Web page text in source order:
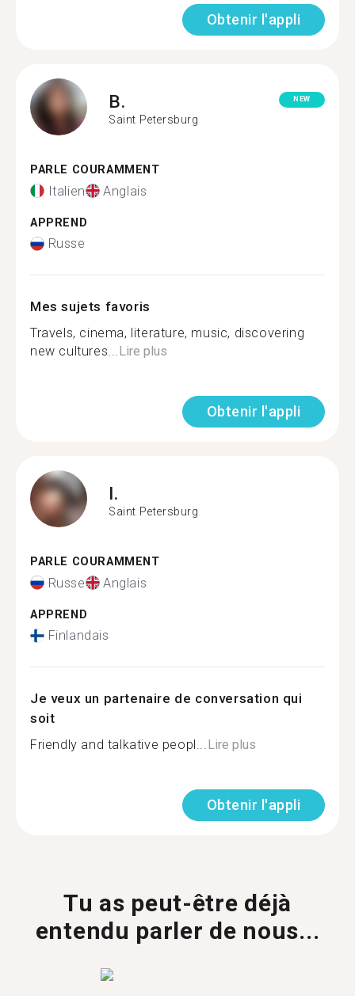
Obtenir l'appli
B.
Saint Petersburg
NEW
PARLE COURAMMENT
Italien Anglais
APPREND
Russe
Mes sujets favoris
Travels, cinema, literature, music, discovering
new cultures...Lire plus
Obtenir l'appli
I.
Saint Petersburg
PARLE COURAMMENT
Russe Anglais
APPREND
Finlandais
Je veux un partenaire de conversation qui
soit
Friendly and talkative peopl...Lire plus
Obtenir l'appli
Tu as peut-être déjà
entendu parler de nous...